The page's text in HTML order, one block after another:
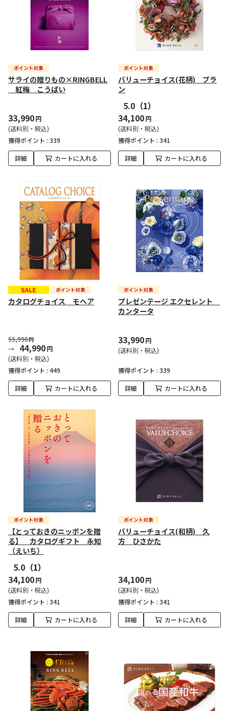
サライの贈りもの×RINGBELL
紅梅 こうばい
33,990円
(送料別・税込)
獲得ポイント : 339
詳細 カートに入れる
バリューチョイス(花柄) ブラ
ン
5.0 （1）
34,100円
(送料別・税込)
獲得ポイント : 341
詳細 カートに入れる
カタログチョイス モヘア
55,990円
44,990円
(送料別・税込)
獲得ポイント : 449
詳細 カートに入れる
プレゼンテージ エクセレント
カンタータ
33,990円
(送料別・税込)
獲得ポイント : 339
詳細 カートに入れる
【とっておきのニッポンを贈
る】 カタログギフト 永知
（えいち）
5.0 （1）
34,100円
(送料別・税込)
獲得ポイント : 341
詳細 カートに入れる
バリューチョイス(和柄) 久
方 ひさかた
34,100円
(送料別・税込)
獲得ポイント : 341
詳細 カートに入れる